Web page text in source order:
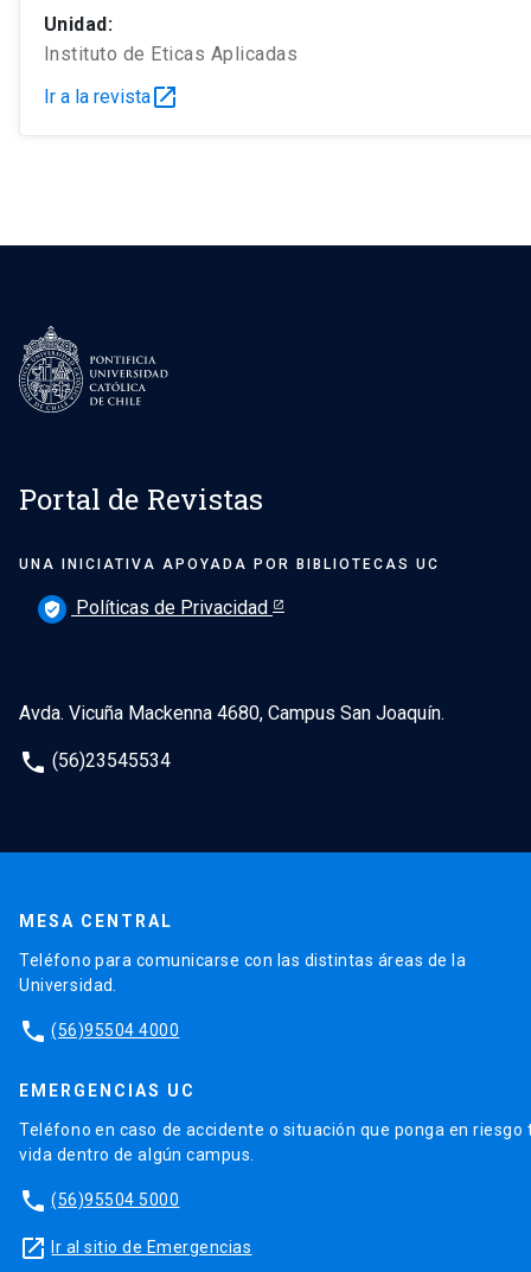
Unidad:
Instituto de Eticas Aplicadas
Ir a la revistaopen_in_new
Portal de Revistas
UNA INICIATIVA APOYADA POR BIBLIOTECAS UC
verified_user Políticas de Privacidad
Avda. Vicuña Mackenna 4680, Campus San Joaquín.
phone (56)23545534
MESA CENTRAL
Teléfono para comunicarse con las distintas áreas de la
Universidad.
phone (56)95504 4000
EMERGENCIAS UC
Teléfono en caso de accidente o situación que ponga en riesgo
vida dentro de algún campus.
phone (56)95504 5000
launch Ir al sitio de Emergencias